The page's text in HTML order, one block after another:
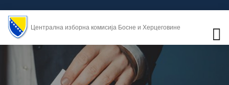
Централна изборна комисија Босне и Херцеговине